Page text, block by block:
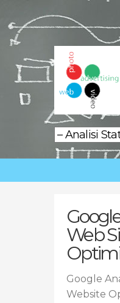
Web
Google
Website